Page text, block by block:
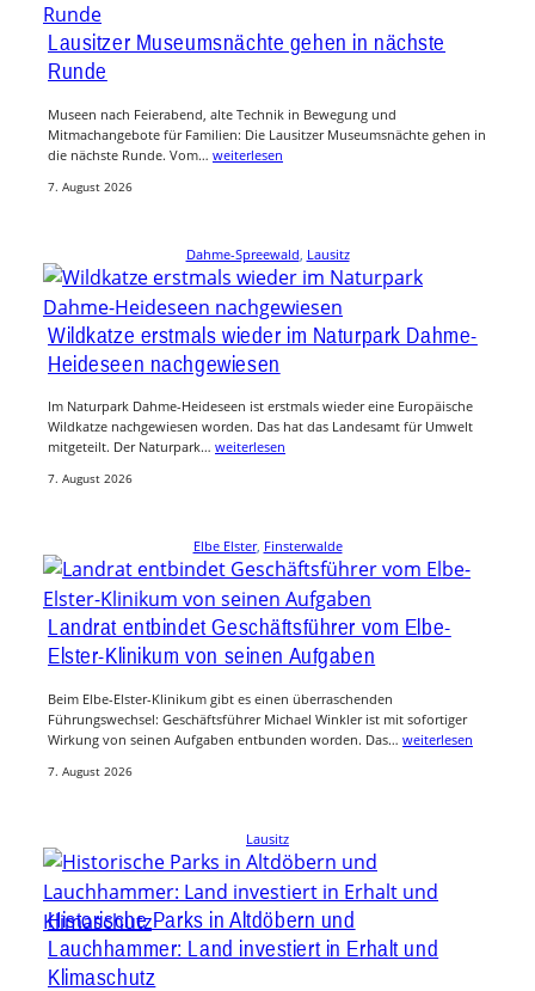
Lausitzer Museumsnächte gehen in nächste
Runde
Museen nach Feierabend, alte Technik in Bewegung und
Mitmachangebote für Familien: Die Lausitzer Museumsnächte gehen in
die nächste Runde. Vom… weiterlesen
7. August 2026
Dahme-Spreewald Lausitz
Wildkatze erstmals wieder im Naturpark Dahme-
Heideseen nachgewiesen
Im Naturpark Dahme-Heideseen ist erstmals wieder eine Europäische
Wildkatze nachgewiesen worden. Das hat das Landesamt für Umwelt
mitgeteilt. Der Naturpark… weiterlesen
7. August 2026
Elbe Elster, Finsterwalde
Landrat entbindet Geschäftsführer vom Elbe-
Elster-Klinikum von seinen Aufgaben
Beim Elbe-Elster-Klinikum gibt es einen überraschenden
Führungswechsel: Geschäftsführer Michael Winkler ist mit sofortiger
Wirkung von seinen Aufgaben entbunden worden. Das… weiterlesen
7. August 2026
Lausitz
Historische Parks in Altdöbern und
Lauchhammer: Land investiert in Erhalt und
Klimaschutz